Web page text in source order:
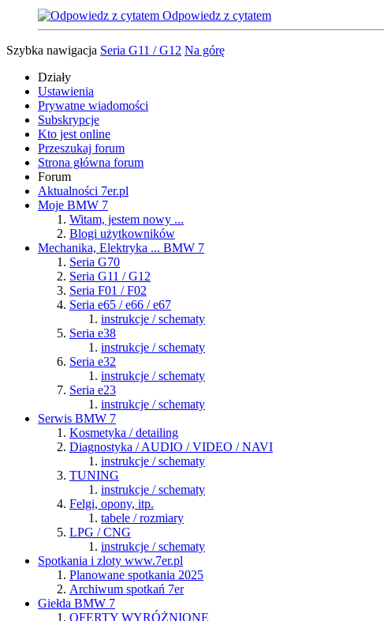
Odpowiedz z cytatem
Szybka nawigacja Seria G11 / G12 Na górę
Działy
Ustawienia
Prywatne wiadomości
Subskrypcje
Kto jest online
Przeszukaj forum
Strona główna forum
Forum
Aktualności 7er.pl
Moje BMW 7
Witam, jestem nowy ...
Blogi użytkowników
Mechanika, Elektryka ... BMW 7
Seria G70
Seria G11 / G12
Seria F01 / F02
Seria e65 / e66 / e67
instrukcje / schematy
Seria e38
instrukcje / schematy
Seria e32
instrukcje / schematy
Seria e23
instrukcje / schematy
Serwis BMW 7
Kosmetyka / detailing
Diagnostyka / AUDIO / VIDEO / NAVI
instrukcje / schematy
TUNING
instrukcje / schematy
Felgi, opony, itp.
tabele / rozmiary
LPG / CNG
instrukcje / schematy
Spotkania i zloty www.7er.pl
Planowane spotkania 2025
Archiwum spotkań 7er
Giełda BMW 7
OFERTY WYRÓŻNIONE